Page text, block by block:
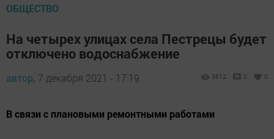
ОБЩЕСТВО
На четырех улицах села Пестрецы будет
отключено водоснабжение
автор, 7 декабря 2021 - 17:19 3612 0 0
В связи с плановыми ремонтными работами